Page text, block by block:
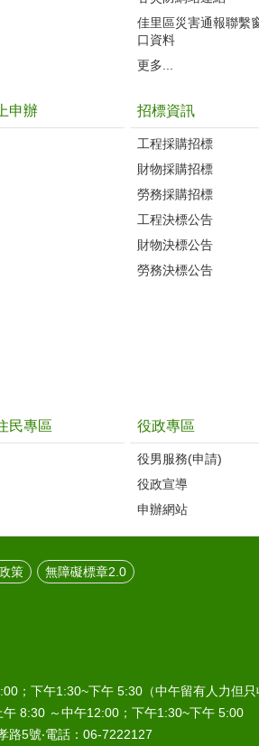
佳里區災害通報聯繫
口資料
更多...
申辦 招標資訊
工程採購招標
財物採購招標
勞務採購招標
工程決標公告
財物決標公告
勞務決標公告
民專區 役政專區
役男服務(申請)
役政宣導
申辦網站
策 無障礙標章2.0
；下午1:30~下午 5:30（中午留有人力但只
8:30 ～中午12:00；下午1:30~下午 5:00
路5號‧電話：06-7222127